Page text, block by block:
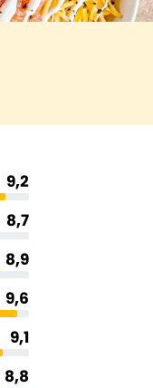
9,2
8,7
8,9
9,6
9,1
8,8